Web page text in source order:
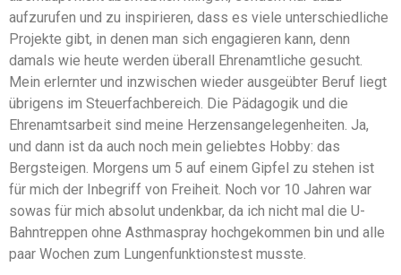
aufzurufen und zu inspirieren, dass es viele unterschiedliche
Projekte gibt, in denen man sich engagieren kann, denn
damals wie heute werden überall Ehrenamtliche gesucht.
Mein erlernter und inzwischen wieder ausgeübter Beruf liegt
übrigens im Steuerfachbereich. Die Pädagogik und die
Ehrenamtsarbeit sind meine Herzensangelegenheiten. Ja,
und dann ist da auch noch mein geliebtes Hobby: das
Bergsteigen. Morgens um 5 auf einem Gipfel zu stehen ist
für mich der Inbegriff von Freiheit. Noch vor 10 Jahren war
sowas für mich absolut undenkbar, da ich nicht mal die U-
Bahntreppen ohne Asthmaspray hochgekommen bin und alle
paar Wochen zum Lungenfunktionstest musste.